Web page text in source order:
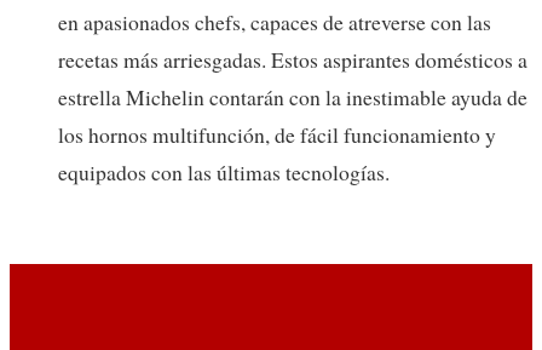
en apasionados chefs, capaces de atreverse con las
recetas más arriesgadas. Estos aspirantes domésticos a
estrella Michelin contarán con la inestimable ayuda de
los hornos multifunción, de fácil funcionamiento y
equipados con las últimas tecnologías.